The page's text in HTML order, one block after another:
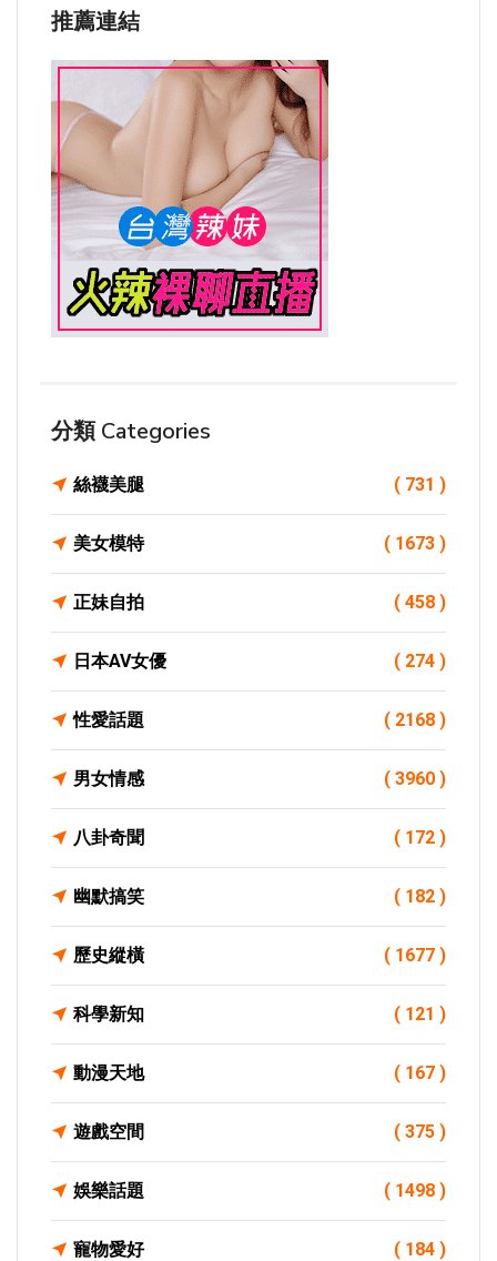
推薦連結
分類 Categories
絲襪美腿 ( 731 )
美女模特 ( 1673 )
正妹自拍 ( 458 )
日本AV女優 ( 274 )
性愛話題 ( 2168 )
男女情感 ( 3960 )
八卦奇聞 ( 172 )
幽默搞笑 ( 182 )
歷史縱橫 ( 1677 )
科學新知 ( 121 )
動漫天地 ( 167 )
遊戲空間 ( 375 )
娛樂話題 ( 1498 )
寵物愛好 ( 184 )